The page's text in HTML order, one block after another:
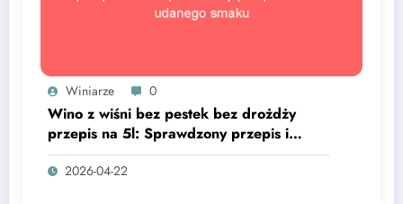
Winiarze 0
Wino z wiśni bez pestek bez drożdży
przepis na 5l: Sprawdzony przepis i
sekret udanego smaku
2026-04-22